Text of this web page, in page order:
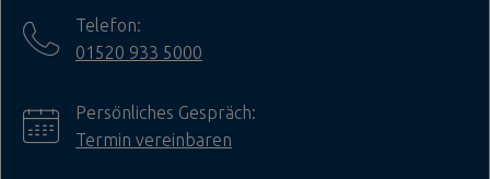
Telefon:
01520 933 5000
Persönliches Gespräch:
Termin vereinbaren